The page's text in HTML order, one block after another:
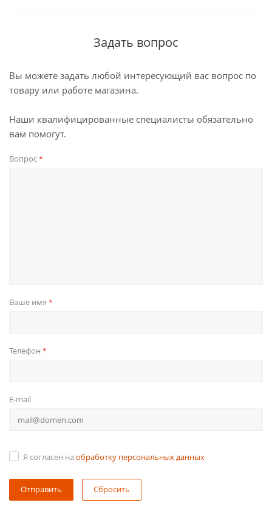
Задать вопрос
Вы можете задать любой интересующий вас вопрос по
товару или работе магазина.
Наши квалифицированные специалисты обязательно
вам помогут.
Вопрос*
Ваше имя *
Телефон *
E-mail
Я согласен на обработку персональных данных
Сбросить